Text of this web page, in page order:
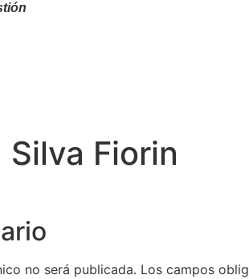
Fiorin
no será publicada. Los campos